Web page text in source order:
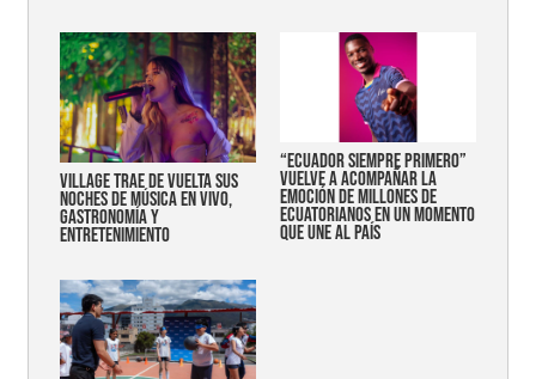
Village trae de vuelta sus
noches de música en vivo,
gastronomía y
entretenimiento
“Ecuador siempre primero”
vuelve a acompañar la
emoción de millones de
ecuatorianos en un momento
que une al país